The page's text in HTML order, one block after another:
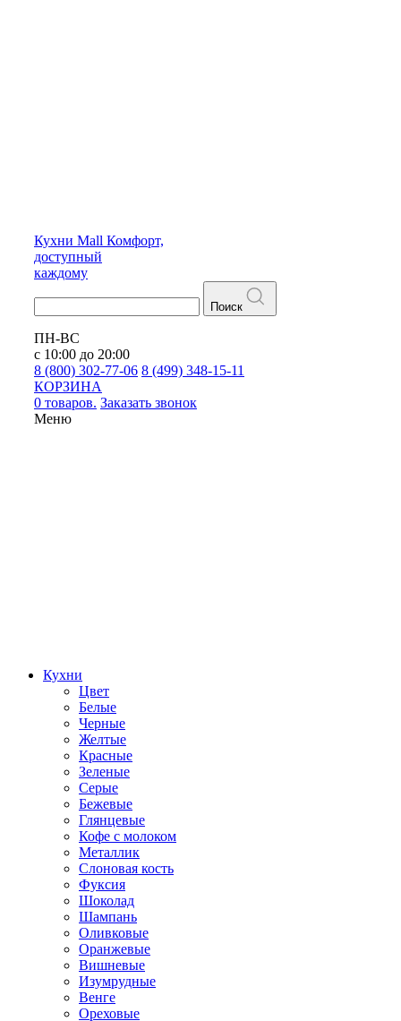
Кухни Mall Комфорт,
доступный
каждому
Поиск
ПН-ВС
с 10:00 до 20:00
8 (800) 302-77-06 8 (499) 348-15-11
КОРЗИНА
0 товаров. Заказать звонок
Меню
Кухни
Цвет
Белые
Черные
Желтые
Красные
Зеленые
Серые
Бежевые
Глянцевые
Кофе с молоком
Металлик
Слоновая кость
Фуксия
Шоколад
Шампань
Оливковые
Оранжевые
Вишневые
Изумрудные
Венге
Ореховые